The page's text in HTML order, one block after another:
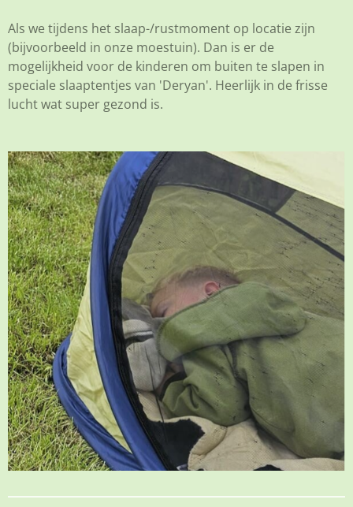
Als we tijdens het slaap-/rustmoment op locatie zijn
(bijvoorbeeld in onze moestuin). Dan is er de
mogelijkheid voor de kinderen om buiten te slapen in
speciale slaaptentjes van 'Deryan'. Heerlijk in de frisse
lucht wat super gezond is.